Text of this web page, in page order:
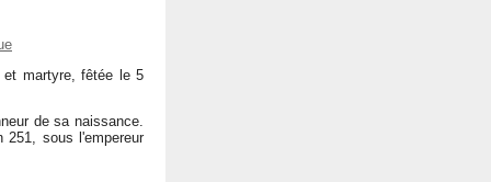
martyre, fêtée le 5
de sa naissance.
sous l'empereur